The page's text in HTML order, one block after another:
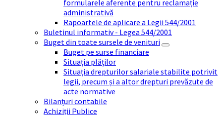
formularele aferente pentru reclamație
administrativă
Rapoartele de aplicare a Legii 544/2001
Buletinul informativ - Legea 544/2001
Buget din toate sursele de venituri
Buget pe surse financiare
Situația plăților
Situația drepturilor salariale stabilite potrivit
legii, precum și a altor drepturi prevăzute de
acte normative
Bilanțuri contabile
Achiziții Publice